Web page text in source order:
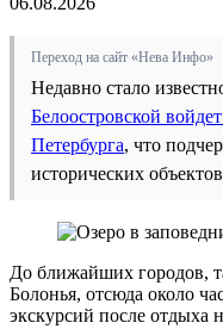
Переход на сайт «Нева Инфо»
Недавно стало
Белоостровской
Петербурга, что
исторических
До ближайших городов,
Болонья, отсюда около
экскурсий после отдыха